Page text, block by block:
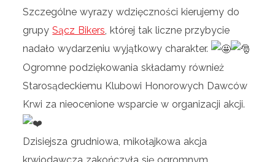
Szczególne wyrazy wdzięczności kierujemy do
grupySącz Bikers, której tak liczne przybycie
nadało wydarzeniu wyjątkowy charakter.
Ogromne podziękowania składamy również
Starosądeckiemu Klubowi Honorowych Dawców
Krwi za nieocenione wsparcie w organizacji akcji.
Dzisiejsza grudniowa, mikołajkowa akcja